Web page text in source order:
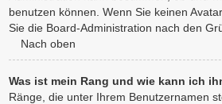
benutzen können. Wenn Sie keinen
Sie die Board-Administration nach den
Nach oben
Was ist mein Rang und wie kann ich
Ränge, die unter Ihrem Benutzernamen